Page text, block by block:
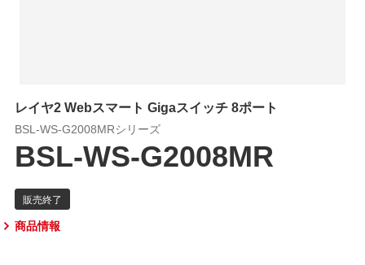
レイヤ2 Webスマート Gigaスイッチ 8ポート
BSL-WS-G2008MRシリーズ
BSL-WS-G2008MR
商品情報